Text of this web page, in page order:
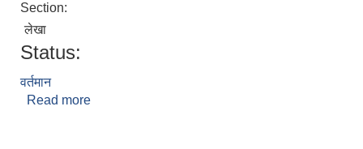
Section:
लेखा
Status:
वर्तमान
Read more